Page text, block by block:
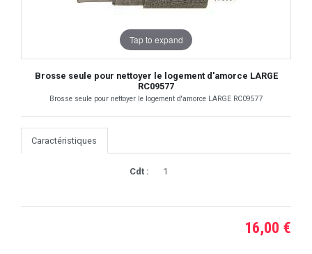
Tap to expand
Brosse seule pour nettoyer le logement d'amorce LARGE
RC09577
Brosse seule pour nettoyer le logement d'amorce LARGE RC09577
Caractéristiques
Cdt : 1
16,00 €